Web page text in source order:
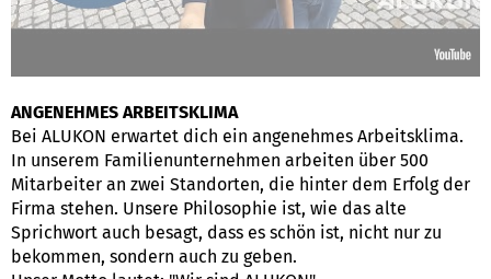
ANGENEHMES ARBEITSKLIMA
Bei ALUKON erwartet dich ein angenehmes Arbeitsklima.
In unserem Familienunternehmen arbeiten über 500
Mitarbeiter an zwei Standorten, die hinter dem Erfolg der
Firma stehen. Unsere Philosophie ist, wie das alte
Sprichwort auch besagt, dass es schön ist, nicht nur zu
bekommen, sondern auch zu geben.